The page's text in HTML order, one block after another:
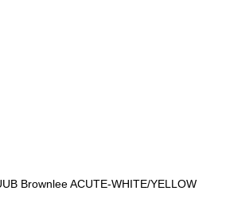
Brownlee ACUTE-WHITE/YELLOW